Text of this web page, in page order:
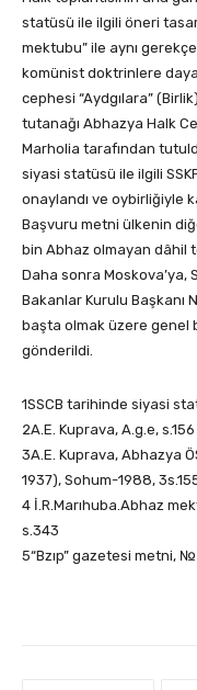
statüsü ile ilgili öneri
mektubu” ile aynı
komünist doktrinlere
cephesi “Aydgılara”
tutanağı Abhazya Halk
Marholia tarafından
siyasi statüsü ile ilgili
onaylandı ve oybirliğiyle
Başvuru metni ülkenin
bin Abhaz olmayan dâhil
Daha sonra Moskova’ya,
Bakanlar Kurulu Başkanı
başta olmak üzere genel
gönderildi.
1SSCB tarihinde siyasi
2A.E. Kuprava, A.g.e, s.156
3A.E. Kuprava, Abhazya
1937), Sohum-1988,
4 İ.R.Marıhuba.Abhaz
s.343
5“Bzıp” gazetesi metni, №